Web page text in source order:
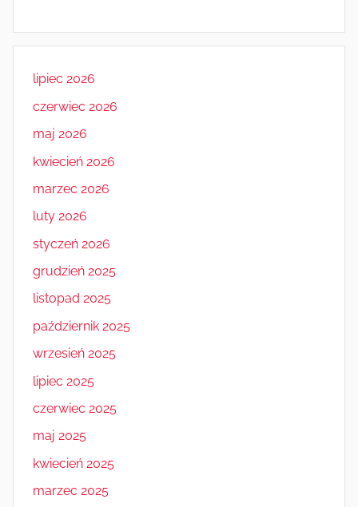
lipiec 2026
czerwiec 2026
maj 2026
kwiecień 2026
marzec 2026
luty 2026
styczeń 2026
grudzień 2025
listopad 2025
październik 2025
wrzesień 2025
lipiec 2025
czerwiec 2025
maj 2025
kwiecień 2025
marzec 2025